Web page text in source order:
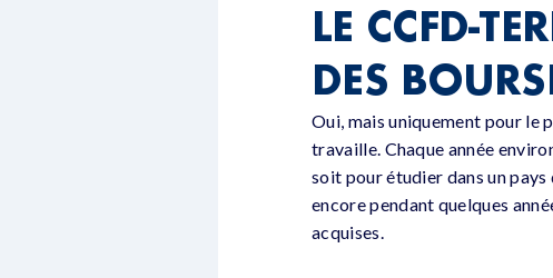
LE CCFD-
DES
Oui, mais uniquement pour le
travaille. Chaque année
soit pour étudier dans un
encore pendant quelques
acquises.